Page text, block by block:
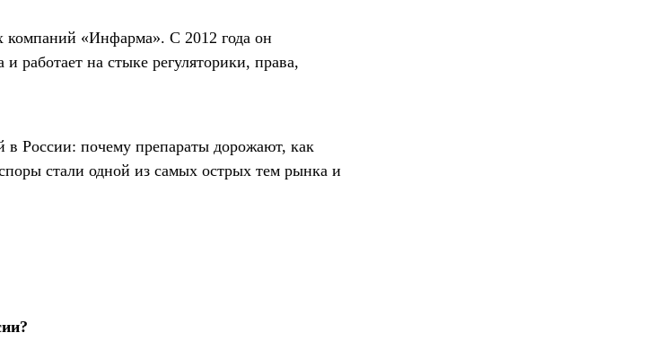
«Инфарма». С 2012 года он
работает на стыке регуляторики, права,
России: почему препараты дорожают, как
стали одной из самых острых тем рынка и